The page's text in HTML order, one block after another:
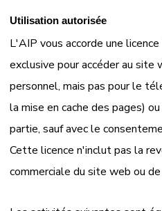
Utilisation autorisée
L'AIP vous accorde une
exclusive pour accéder au site
personnel, mais pas pour le
la mise en cache des pages)
partie, sauf avec le
Cette licence n'inclut pas la
commerciale du site web ou